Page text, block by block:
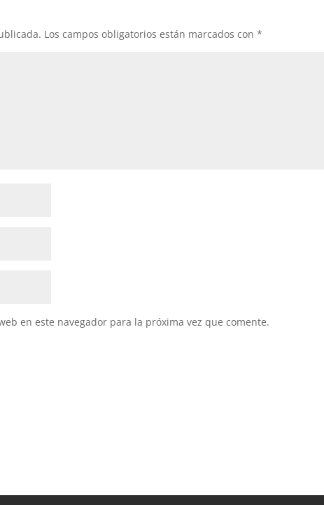
Los campos obligatorios están marcados con*
en este navegador para la próxima vez que comente.